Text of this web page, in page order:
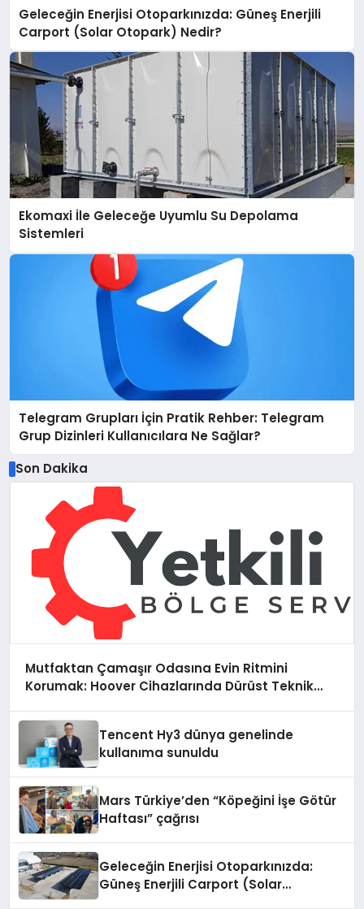
Geleceğin Enerjisi Otoparkınızda: Güneş Enerjili
Carport (Solar Otopark) Nedir?
Ekomaxi İle Geleceğe Uyumlu Su Depolama
Sistemleri
Telegram Grupları İçin Pratik Rehber: Telegram
Grup Dizinleri Kullanıcılara Ne Sağlar?
Son Dakika
Mutfaktan Çamaşır Odasına Evin Ritmini
Korumak: Hoover Cihazlarında Dürüst Teknik
Tencent Hy3 dünya genelinde
kullanıma sunuldu
Mars Türkiye’den “Köpeğini İşe Götür
Haftası” çağrısı
Geleceğin Enerjisi Otoparkınızda:
Güneş Enerjili Carport (Solar